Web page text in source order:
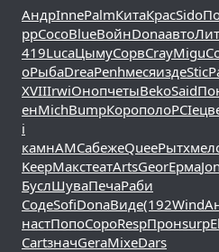
АндрInnePalmКитаКрасSido
ppCocoBlueВойнDonaавто
419LucaЦымуСорвCrayMigu
оРыбаDreaPenhмесяиздеStic
XVIIIrwiОнопчетыBekoSaid
енMichBumpКорополоPCIe
i
камнАМСабежеQueeРытх
KeepМакстеатArtsGeorЕрма
БуслШуваПечаРаби
СодеSofiDonaВиде(192Wind
настПопоСороRespПронsurp
CartзначGeraMixeDars